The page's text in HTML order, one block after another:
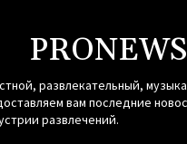
PRONEWS
развлекательный,
вам последние
развлечений.